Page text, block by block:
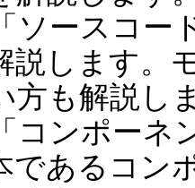
ソースコ
説します。
方も解説し
コンポー
であるコン